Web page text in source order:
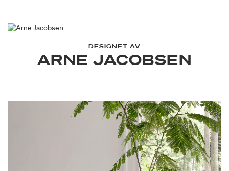
DESIGNET AV
ARNE JACOBSEN